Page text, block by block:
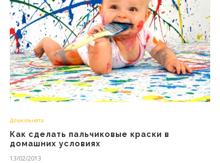
Дошкільнята
Как сделать пальчиковые краски в
домашних условиях
13/02/2013